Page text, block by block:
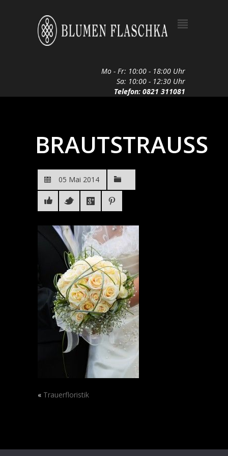
Mo - Fr: 10:00 - 18:00 Uhr
Sa: 10:00 - 12:30 Uhr
Telefon: 0821 311081
BRAUTSTRAUSS
05 Mai 2014
« Trauerfloristik